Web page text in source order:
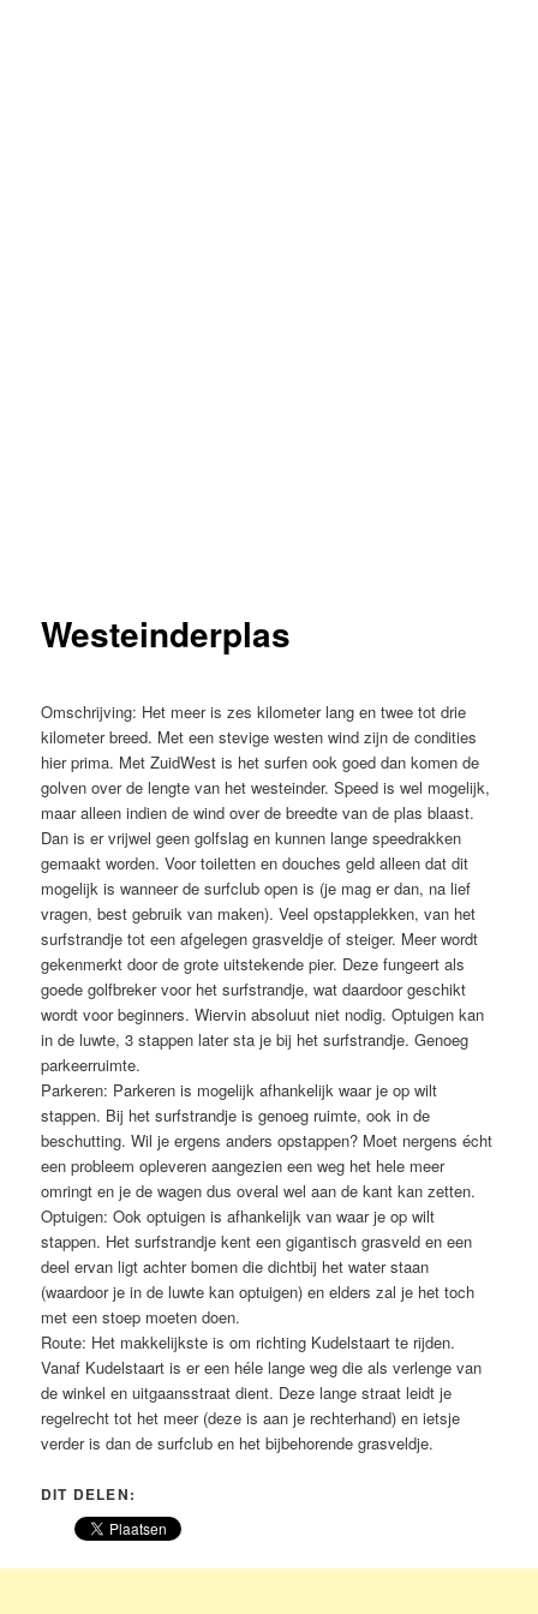
Westeinderplas
Omschrijving: Het meer is zes kilometer lang en twee tot drie
kilometer breed. Met een stevige westen wind zijn de condities
hier prima. Met ZuidWest is het surfen ook goed dan komen de
golven over de lengte van het westeinder. Speed is wel mogelijk,
maar alleen indien de wind over de breedte van de plas blaast.
Dan is er vrijwel geen golfslag en kunnen lange speedrakken
gemaakt worden. Voor toiletten en douches geld alleen dat dit
mogelijk is wanneer de surfclub open is (je mag er dan, na lief
vragen, best gebruik van maken). Veel opstapplekken, van het
surfstrandje tot een afgelegen grasveldje of steiger. Meer wordt
gekenmerkt door de grote uitstekende pier. Deze fungeert als
goede golfbreker voor het surfstrandje, wat daardoor geschikt
wordt voor beginners. Wiervin absoluut niet nodig. Optuigen kan
in de luwte, 3 stappen later sta je bij het surfstrandje. Genoeg
parkeerruimte.
Parkeren: Parkeren is mogelijk afhankelijk waar je op wilt
stappen. Bij het surfstrandje is genoeg ruimte, ook in de
beschutting. Wil je ergens anders opstappen? Moet nergens écht
een probleem opleveren aangezien een weg het hele meer
omringt en je de wagen dus overal wel aan de kant kan zetten.
Optuigen: Ook optuigen is afhankelijk van waar je op wilt
stappen. Het surfstrandje kent een gigantisch grasveld en een
deel ervan ligt achter bomen die dichtbij het water staan
(waardoor je in de luwte kan optuigen) en elders zal je het toch
met een stoep moeten doen.
Route: Het makkelijkste is om richting Kudelstaart te rijden.
Vanaf Kudelstaart is er een héle lange weg die als verlenge van
de winkel en uitgaansstraat dient. Deze lange straat leidt je
regelrecht tot het meer (deze is aan je rechterhand) en ietsje
verder is dan de surfclub en het bijbehorende grasveldje.
DIT DELEN: